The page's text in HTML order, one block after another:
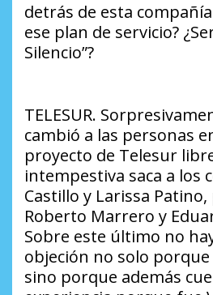
detrás de esta
ese plan de servicio?
Silencio”?
TELESUR.
cambió a las personas
proyecto de Telesur
intempestiva saca a los
Castillo y Larissa
Roberto Marrero y
Sobre este último no
objeción no solo
sino porque además